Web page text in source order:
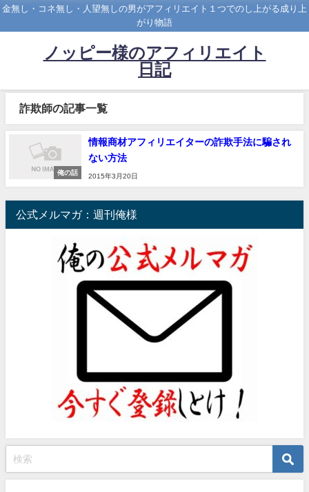
金無し・コネ無し・人望無しの男がアフィリエイト１つでのし上がる成り上
がり物語
ノッピー様のアフィリエイト
日記
詐欺師の記事一覧
俺の話
情報商材アフィリエイターの詐欺手法に騙され
ない方法
2015年3月20日
公式メルマガ：週刊俺様